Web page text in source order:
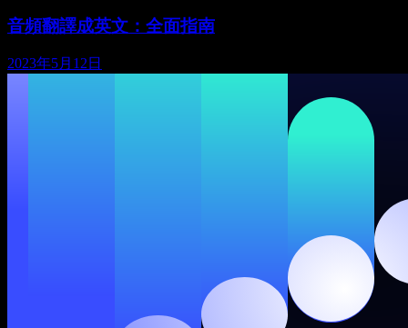
音頻翻譯成英文：全面指南
2023年5月12日